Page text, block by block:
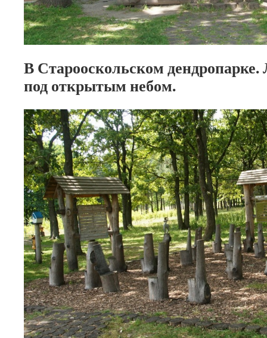
В Старооскольском
под открытым небом.